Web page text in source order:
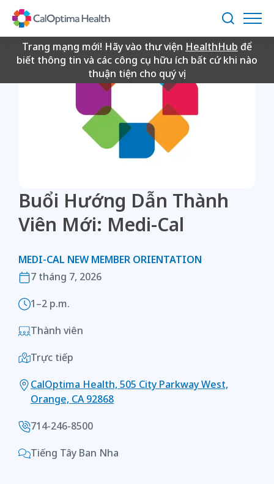
Content
Tìm
kiếm
Trang mạng mới! Hãy vào thư viện HealthHub để
biết thông tin và các công cụ hữu ích bất cứ khi nào
thuận tiện cho quý vị.
Buổi Hướng Dẫn Thành
Viên Mới: Medi-Cal
MEDI-CAL NEW MEMBER ORIENTATION
7 tháng 7, 2026
1–2 p.m.
Thành viên
Trực tiếp
CalOptima Health, 505 City Parkway West,
Orange, CA 92868
714-246-8500
Tiếng Tây Ban Nha